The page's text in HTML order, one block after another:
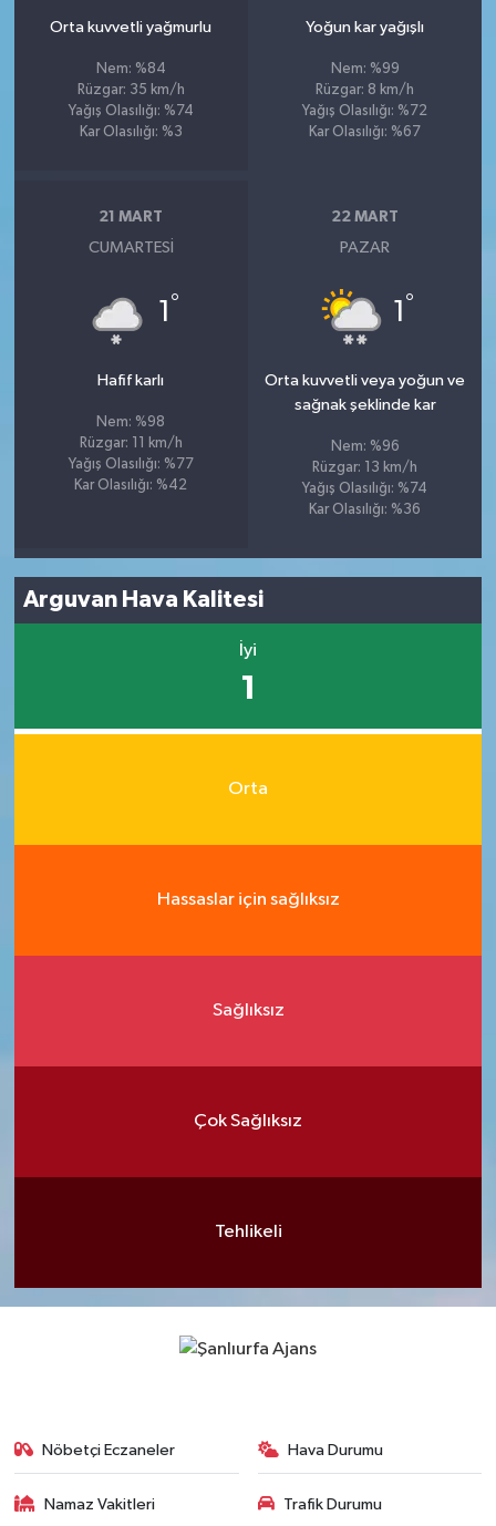
Orta kuvvetli yağmurlu
Nem: %84
Rüzgar: 35 km/h
Yağış Olasılığı: %74
Kar Olasılığı: %3
Yoğun kar yağışlı
Nem: %99
Rüzgar: 8 km/h
Yağış Olasılığı: %72
Kar Olasılığı: %67
21 MART
CUMARTESI
1 °
Hafif karlı
Nem: %98
Rüzgar: 11 km/h
Yağış Olasılığı: %77
Kar Olasılığı: %42
22 MART
PAZAR
1 °
Orta kuvvetli veya yoğun ve
sağnak şeklinde kar
Nem: %96
Rüzgar: 13 km/h
Yağış Olasılığı: %74
Kar Olasılığı: %36
Arguvan Hava Kalitesi
İyi
1
Orta
Hassaslar için sağlıksız
Sağlıksız
Çok Sağlıksız
Tehlikeli
Nöbetçi Eczaneler Hava Durumu
Namaz Vakitleri Trafik Durumu